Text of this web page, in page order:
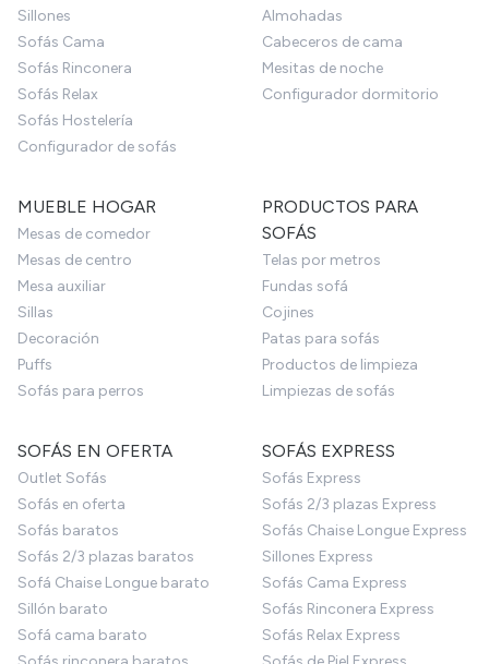
Sillones
Sofás Cama
Sofás Rinconera
Sofás Relax
Sofás Hostelería
Configurador de sofás
Almohadas
Cabeceros de cama
Mesitas de noche
Configurador dormitorio
MUEBLE HOGAR
Mesas de comedor
Mesas de centro
Mesa auxiliar
Sillas
Decoración
Puffs
Sofás para perros
PRODUCTOS PARA
SOFÁS
Telas por metros
Fundas sofá
Cojines
Patas para sofás
Productos de limpieza
Limpiezas de sofás
SOFÁS EN OFERTA
Outlet Sofás
Sofás en oferta
Sofás baratos
Sofás 2/3 plazas baratos
Sofá Chaise Longue barato
Sillón barato
Sofá cama barato
SOFÁS EXPRESS
Sofás Express
Sofás 2/3 plazas Express
Sofás Chaise Longue Express
Sillones Express
Sofás Cama Express
Sofás Rinconera Express
Sofás Relax Express